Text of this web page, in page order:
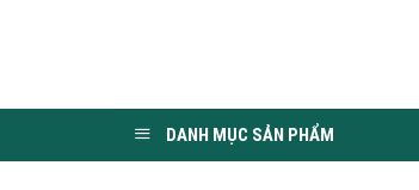
DANH MỤC SẢN PHẨM